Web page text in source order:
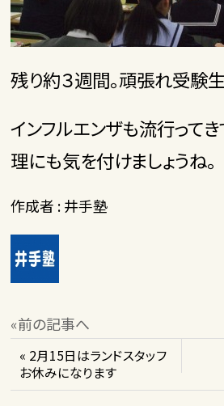
残り約３週間。頑張れ受験生
インフルエンザも流行って
理にも気を付けましょうね。
作成者 : 井手塾
«前の記事へ
« 2月15日はランドスタッフ
お休みになります